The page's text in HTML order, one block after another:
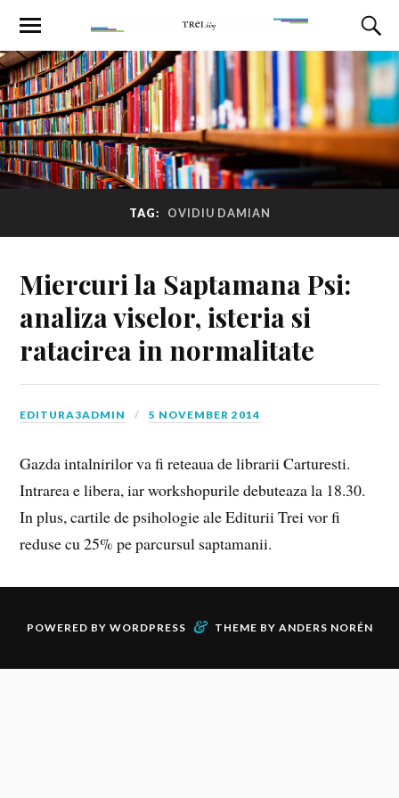
TAG: OVIDIU DAMIAN
Miercuri la Saptamana Psi:
analiza viselor, isteria si
ratacirea in normalitate
EDITURA3ADMIN 5 NOVEMBER 2014
Gazda intalnirilor va fi reteaua de librarii Carturesti.
Intrarea e libera, iar workshopurile debuteaza la 18.30.
In plus, cartile de psihologie ale Editurii Trei vor fi
reduse cu 25% pe parcursul saptamanii.
POWERED BY WORDPRESS & THEME BY ANDERS NORÉN